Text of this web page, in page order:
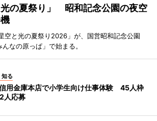
の夏祭り」 昭和記念公園の夜空
空と光の夏祭り2026」が、国営昭和記念公園
んなの原っぱ」で始まる。
知る
用金庫本店で小学生向け仕事体験 45人枠
人応募